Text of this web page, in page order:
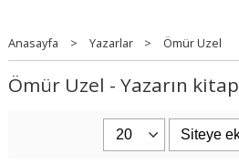
Anasayfa > Yazarlar > Ömür Uzel
Ömür Uzel - Yazarın